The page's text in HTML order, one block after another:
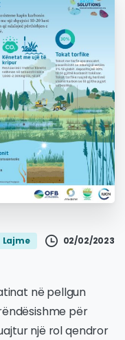
Lajme 02/02/2023
në pellgun
për
një rol qendror